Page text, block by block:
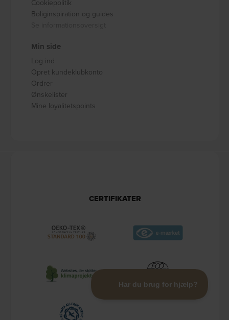
Cookiepolitik
Boliginspiration og guides
Min side
Log ind
Opret kundeklubkonto
Ordrer
Ønskelister
Mine loyalitetspoints
CERTIFIKATER